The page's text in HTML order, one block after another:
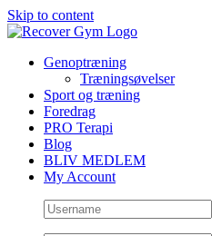
Skip to content
Genoptræning
Træningsøvelser
Sport og træning
Foredrag
PRO Terapi
Blog
BLIV MEDLEM
My Account